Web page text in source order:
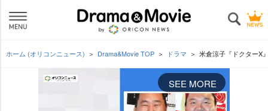
ホーム (オリコンニュース) Drama&Movie TOP ドラマ 米倉涼子『ドクターX
SEE MORE